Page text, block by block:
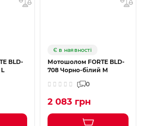
BLD-
Є в наявності
Мотошолом FORTE BLD-
708 Чорно-білий M
0
2 083 грн